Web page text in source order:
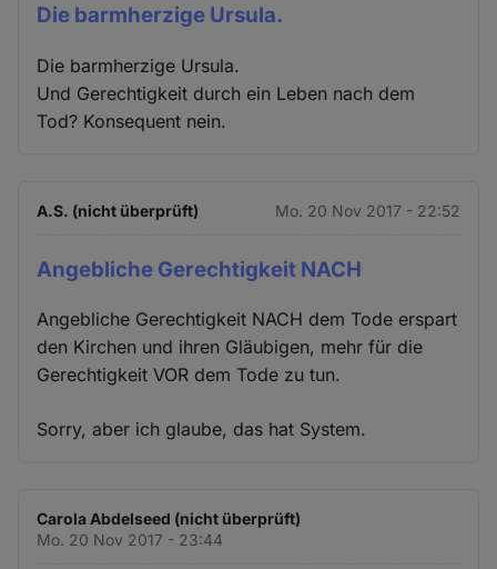
Die barmherzige Ursula.
Die barmherzige Ursula.
Und Gerechtigkeit durch ein Leben nach dem
Tod? Konsequent nein.
A.S. (nicht überprüft) Mo. 20 Nov 2017 - 22:52
Angebliche Gerechtigkeit NACH
Angebliche Gerechtigkeit NACH dem Tode erspart
den Kirchen und ihren Gläubigen, mehr für die
Gerechtigkeit VOR dem Tode zu tun.
Sorry, aber ich glaube, das hat System.
Carola Abdelseed (nicht überprüft)
Mo. 20 Nov 2017 - 23:44